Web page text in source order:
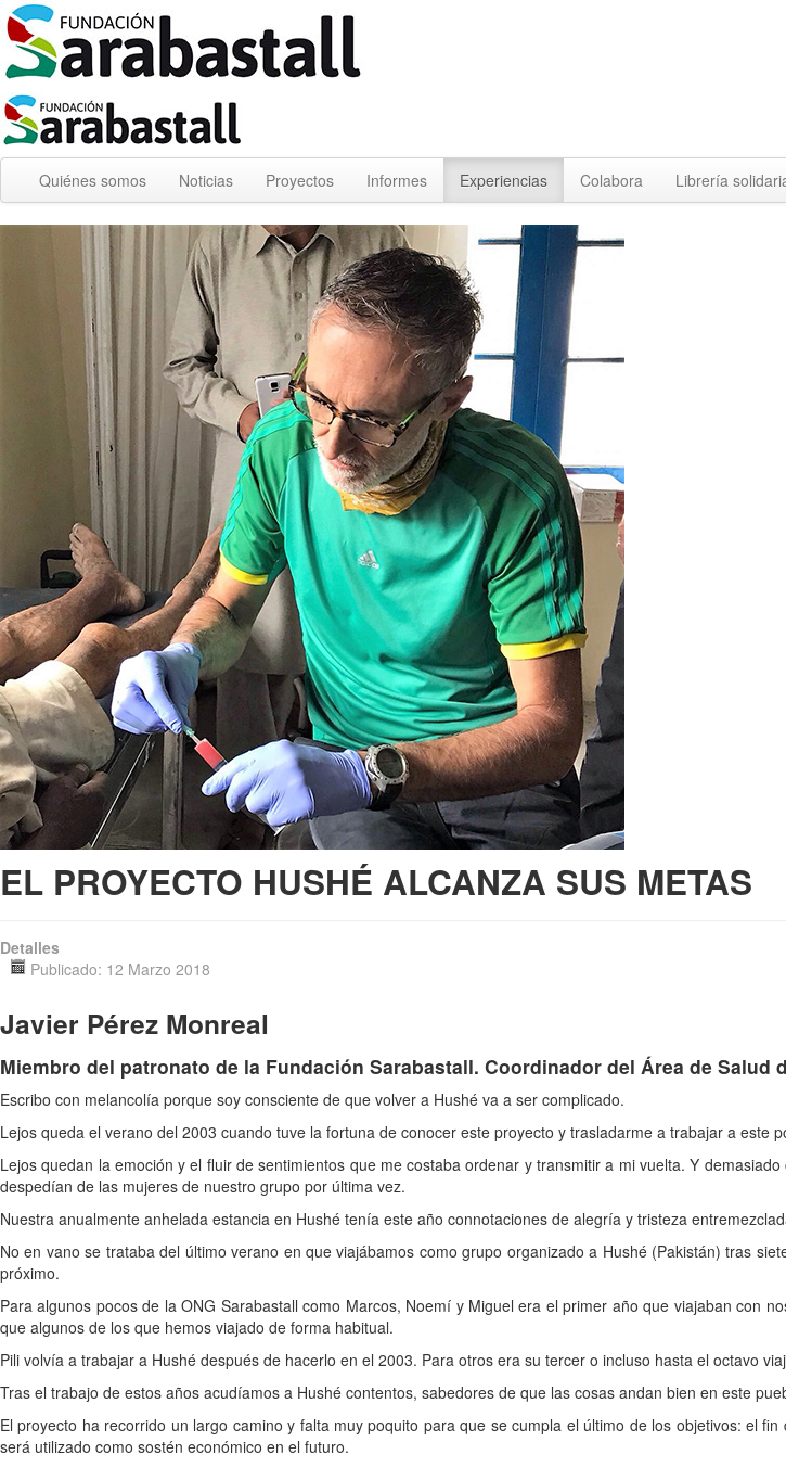
Quiénes somos Noticias Proyectos Informes Experiencias Colabora Librería
EL PROYECTO HUSHÉ ALCANZA SUS METAS
Detalles
Publicado: 12 Marzo 2018
Javier Pérez Monreal
Miembro del patronato de la Fundación Sarabastall. Coordinador del Área de Salud
Escribo con melancolía porque soy consciente de que volver a Hushé va a ser complicado.
Lejos queda el verano del 2003 cuando tuve la fortuna de conocer este proyecto y trasladarme a trabajar a este
Lejos quedan la emoción y el fluir de sentimientos que me costaba ordenar y transmitir a mi vuelta. Y
despedían de las mujeres de nuestro grupo por última vez.
Nuestra anualmente anhelada estancia en Hushé tenía este año connotaciones de alegría y tristeza
No en vano se trataba del último verano en que viajábamos como grupo organizado a Hushé (Pakistán) tras
próximo.
Para algunos pocos de la ONG Sarabastall como Marcos, Noemí y Miguel era el primer año que viajaban con
que algunos de los que hemos viajado de forma habitual.
Pili volvía a trabajar a Hushé después de hacerlo en el 2003. Para otros era su tercer o incluso hasta el octavo
Tras el trabajo de estos años acudíamos a Hushé contentos, sabedores de que las cosas andan bien en este
El proyecto ha recorrido un largo camino y falta muy poquito para que se cumpla el último de los objetivos: el
será utilizado como sostén económico en el futuro.